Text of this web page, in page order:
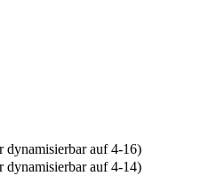
dynamisierbar auf 4-16)
dynamisierbar auf 4-14)